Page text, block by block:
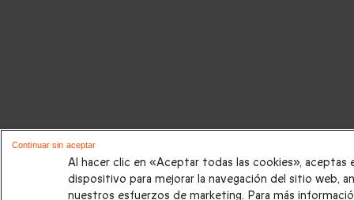
Al hacer clic en «Aceptar todas las cookies»,
dispositivo para mejorar la navegación del sitio web,
nuestros esfuerzos de marketing. Para más
Continuar sin aceptar